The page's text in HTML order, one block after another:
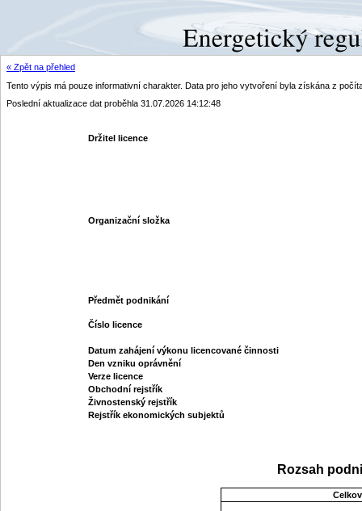
« Zpět na přehled
Tento výpis má pouze informativní charakter. Data pro jeho vytvoření byla získána z
Poslední aktualizace dat proběhla 31.07.2026 14:12:48
Držitel licence
Organizační složka
Předmět podnikání
Číslo licence
Datum zahájení výkonu licencované činnosti
Den vzniku oprávnění
Verze licence
Obchodní rejstřík
Živnostenský rejstřík
Rejstřík ekonomických subjektů
Rozsah